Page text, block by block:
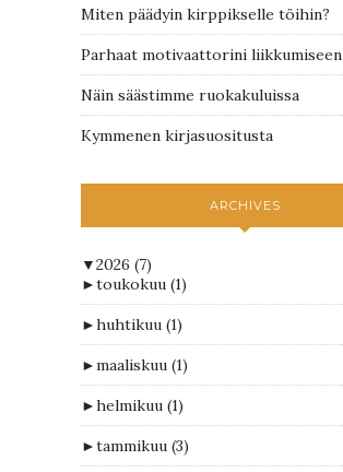
Miten päädyin kirppikselle töihin?
Parhaat motivaattorini liikkumiseen
Näin säästimme ruokakuluissa
Kymmenen kirjasuositusta
ARCHIVES
▼2026 (7)
►toukokuu (1)
►huhtikuu (1)
►maaliskuu (1)
►helmikuu (1)
►tammikuu (3)